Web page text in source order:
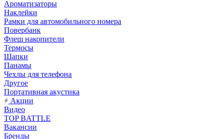
Ароматизаторы
Наклейки
Рамки для автомобильного номера
Повербанк
Флеш накопители
Термосы
Шапки
Панамы
Чехлы для телефона
Другое
Портативная акустика
Акции
Видео
TOP BATTLE
Вакансии
Бренды